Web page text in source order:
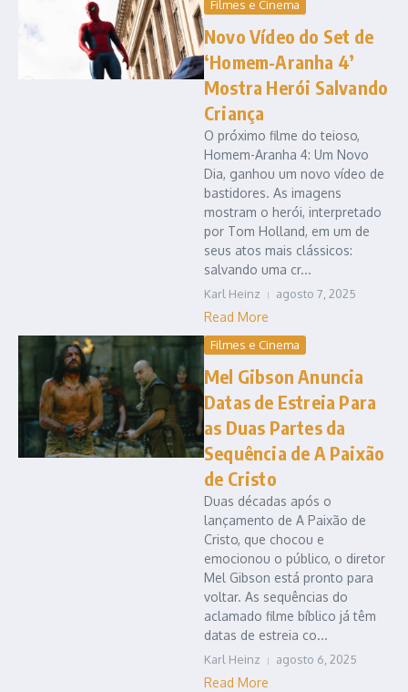
Filmes e Cinema
Novo Vídeo do Set de
‘Homem-Aranha 4’
Mostra Herói Salvando
Criança
O próximo filme do teioso,
Homem-Aranha 4: Um Novo
Dia, ganhou um novo vídeo de
bastidores. As imagens
mostram o herói, interpretado
por Tom Holland, em um de
seus atos mais clássicos:
salvando uma cr...
Karl Heinz agosto 7, 2025
Read More
Filmes e Cinema
Mel Gibson Anuncia
Datas de Estreia Para
as Duas Partes da
Sequência de A Paixão
de Cristo
Duas décadas após o
lançamento de A Paixão de
Cristo, que chocou e
emocionou o público, o diretor
Mel Gibson está pronto para
voltar. As sequências do
aclamado filme bíblico já têm
datas de estreia co...
Karl Heinz agosto 6, 2025
Read More